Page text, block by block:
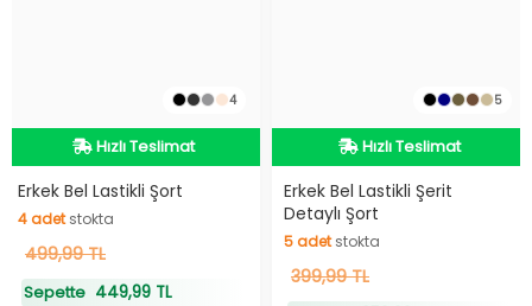
4
Hızlı Teslimat
Hızlı Teslimat
Erkek Bel Lastikli Şort
4adetstokta
4adetstokta
499,99 TL
Sepette 449,99 TL
5
Hızlı Teslimat
Hızlı Teslimat
Erkek Bel Lastikli Şerit
Detaylı Şort
5adetstokta
5adetstokta
399,99 TL